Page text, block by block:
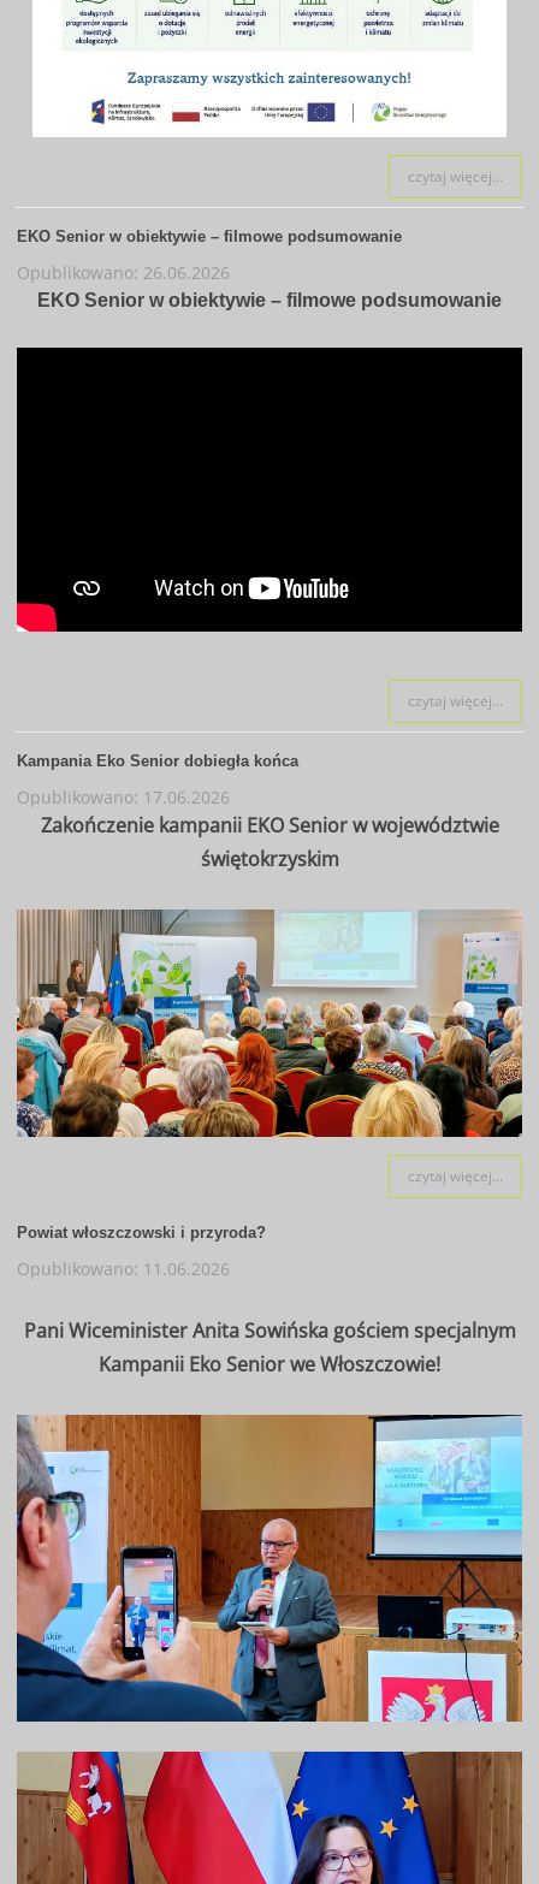
czytaj więcej...
EKO Senior w obiektywie – filmowe podsumowanie
Opublikowano: 26.06.2026
EKO Senior w obiektywie – filmowe podsumowanie
czytaj więcej...
Kampania Eko Senior dobiegła końca
Opublikowano: 17.06.2026
Zakończenie kampanii EKO Senior w województwie
świętokrzyskim
czytaj więcej...
Powiat włoszczowski i przyroda?
Opublikowano: 11.06.2026
Pani Wiceminister Anita Sowińska gościem specjalnym
Kampanii Eko Senior we Włoszczowie!